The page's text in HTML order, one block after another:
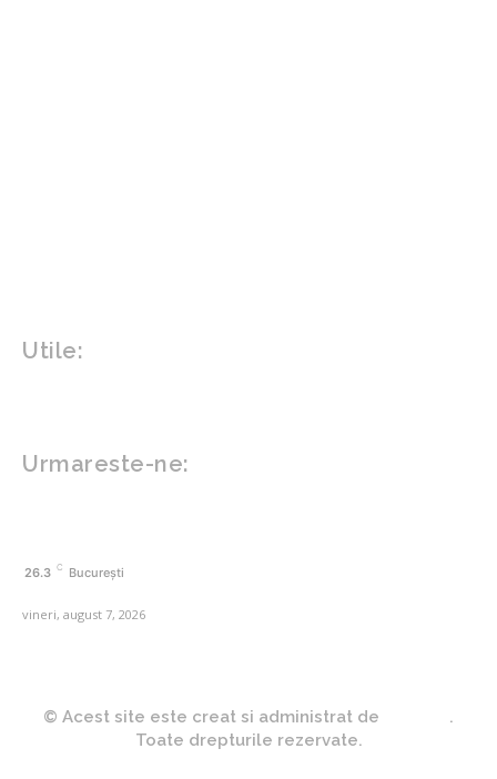
Utile:
Urmareste-ne:
26.3 C București
vineri, august 7, 2026
© Acest site este creat si administrat de
.
Toate drepturile rezervate.